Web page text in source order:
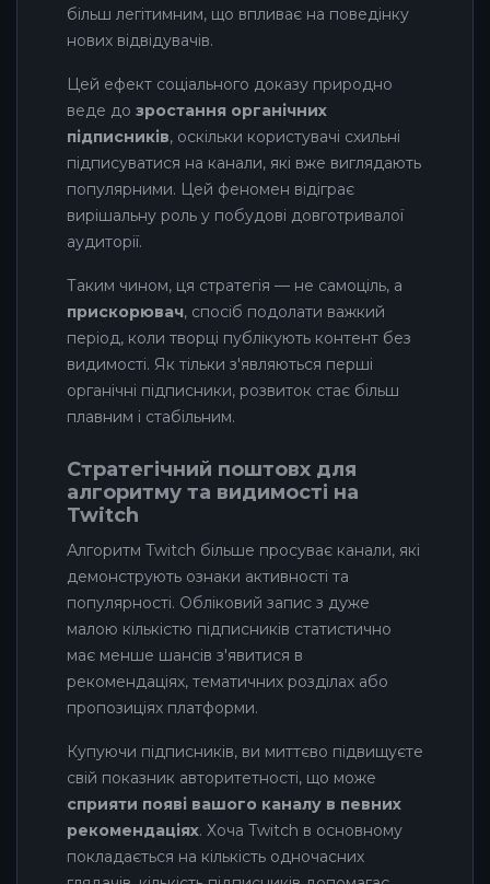
більш легітимним, що впливає на поведінку
нових відвідувачів.
Цей ефект соціального доказу природно
веде до зростання органічних
підписників, оскільки користувачі схильні
підписуватися на канали, які вже виглядають
популярними. Цей феномен відіграє
вирішальну роль у побудові довготривалої
аудиторії.
Таким чином, ця стратегія — не самоціль, а
прискорювач, спосіб подолати важкий
період, коли творці публікують контент без
видимості. Як тільки з'являються перші
органічні підписники, розвиток стає більш
плавним і стабільним.
Стратегічний поштовх для
алгоритму та видимості на
Twitch
Алгоритм Twitch більше просуває канали, які
демонструють ознаки активності та
популярності. Обліковий запис з дуже
малою кількістю підписників статистично
має менше шансів з'явитися в
рекомендаціях, тематичних розділах або
пропозиціях платформи.
Купуючи підписників, ви миттєво підвищуєте
свій показник авторитетності, що може
сприяти появі вашого каналу в певних
рекомендаціях. Хоча Twitch в основному
покладається на кількість одночасних